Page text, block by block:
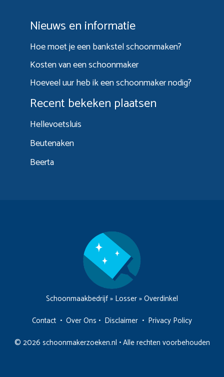
Nieuws en informatie
Hoe moet je een bankstel schoonmaken?
Kosten van een schoonmaker
Hoeveel uur heb ik een schoonmaker nodig?
Recent bekeken plaatsen
Hellevoetsluis
Beutenaken
Beerta
Schoonmaakbedrijf» Losser»Overdinkel
Contact • Over Ons • Disclaimer • Privacy Policy
© 2026 schoonmakerzoeken.nl • Alle rechten voorbehouden